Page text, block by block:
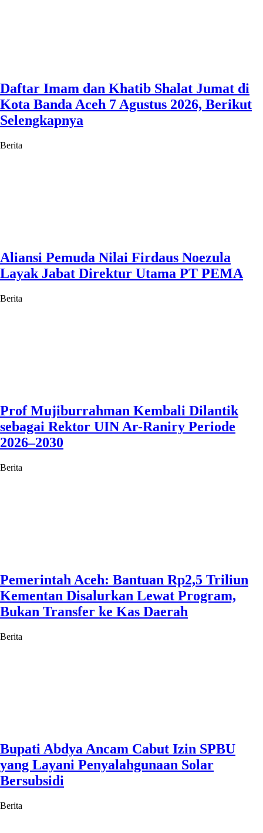
Daftar Imam dan Khatib Shalat Jumat di
Kota Banda Aceh 7 Agustus 2026, Berikut
Selengkapnya
Berita
Aliansi Pemuda Nilai Firdaus Noezula
Layak Jabat Direktur Utama PT PEMA
Berita
Prof Mujiburrahman Kembali Dilantik
sebagai Rektor UIN Ar-Raniry Periode
2026–2030
Berita
Pemerintah Aceh: Bantuan Rp2,5 Triliun
Kementan Disalurkan Lewat Program,
Bukan Transfer ke Kas Daerah
Berita
Bupati Abdya Ancam Cabut Izin SPBU
yang Layani Penyalahgunaan Solar
Bersubsidi
Berita